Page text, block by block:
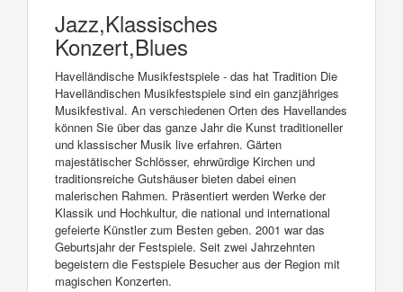
Jazz,Klassisches
Konzert,Blues
Havelländische Musikfestspiele - das hat Tradition Die
Havelländischen Musikfestspiele sind ein ganzjähriges
Musikfestival. An verschiedenen Orten des Havellandes
können Sie über das ganze Jahr die Kunst traditioneller
und klassischer Musik live erfahren. Gärten
majestätischer Schlösser, ehrwürdige Kirchen und
traditionsreiche Gutshäuser bieten dabei einen
malerischen Rahmen. Präsentiert werden Werke der
Klassik und Hochkultur, die national und international
gefeierte Künstler zum Besten geben. 2001 war das
Geburtsjahr der Festspiele. Seit zwei Jahrzehnten
begeistern die Festspiele Besucher aus der Region mit
magischen Konzerten.